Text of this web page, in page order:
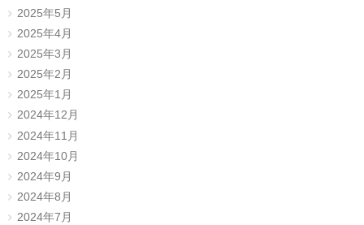
2025年5月
2025年4月
2025年3月
2025年2月
2025年1月
2024年12月
2024年11月
2024年10月
2024年9月
2024年8月
2024年7月